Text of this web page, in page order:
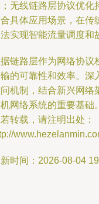
无线链路层协议优化
具体应用场景，在传
实现智能流量调度和
链路层作为网络协议
的可靠性和效率。深
机制，结合新兴网络
网络系统的重要基础。
转载，请注明出处：
时间：2026-08-04